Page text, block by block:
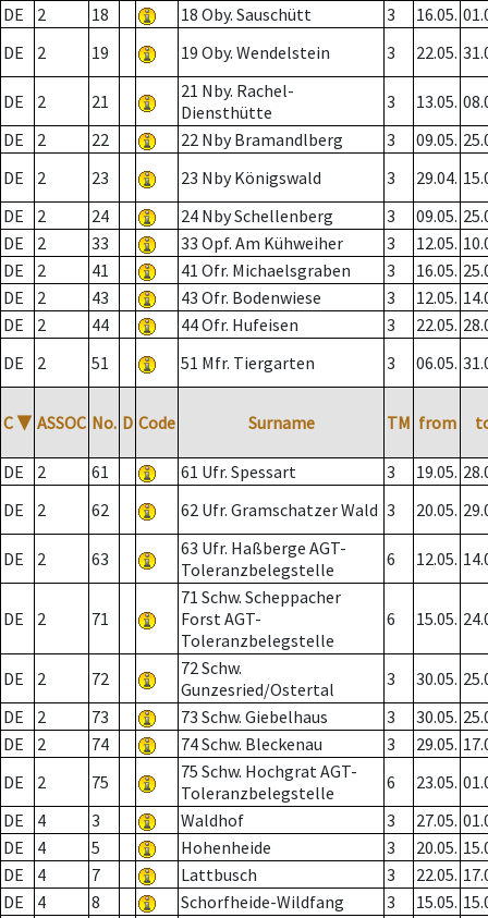
DE
2 18 18 Oby. Sauschütt 3 16.05.
DE
2 19 19 Oby. Wendelstein 3 22.05.
DE 2 21
21 Nby. Rachel-
Diensthütte
3 13.05.
DE
2 22 22 Nby Bramandlberg 3 09.05.
DE
2 23 23 Nby Königswald 3 29.04.
DE
2 24 24 Nby Schellenberg 3 09.05.
DE
2 33 33 Opf. Am Kühweiher 3 12.05.
DE
2 41 41 Ofr. Michaelsgraben 3 16.05.
DE
2 43 43 Ofr. Bodenwiese 3 12.05.
DE
2 44 44 Ofr. Hufeisen 3 22.05.
DE
2 51 51 Mfr. Tiergarten 3 06.05.
C ▼ ASSOC No. D Code Surname TM from
DE 2 61 61 Ufr. Spessart 3 19.05.
DE
2 62 62 Ufr. Gramschatzer Wald 3 20.05.
DE 2 63
63 Ufr. Haßberge AGT-
Toleranzbelegstelle
6 12.05.
DE 2 71
71 Schw. Scheppacher
Forst AGT-
Toleranzbelegstelle
6 15.05.
DE 2 72
72 Schw.
Gunzesried/Ostertal
3 30.05.
DE
2 73 73 Schw. Giebelhaus 3 30.05.
DE
2 74 74 Schw. Bleckenau 3 29.05.
DE
2 75
75 Schw. Hochgrat AGT-
Toleranzbelegstelle
6 23.05.
DE
4 3 Waldhof 3 27.05.
DE
4 5 Hohenheide 3 20.05.
DE
4 7 Lattbusch 3 22.05.
DE
4 8 Schorfheide-Wildfang 3 15.05.